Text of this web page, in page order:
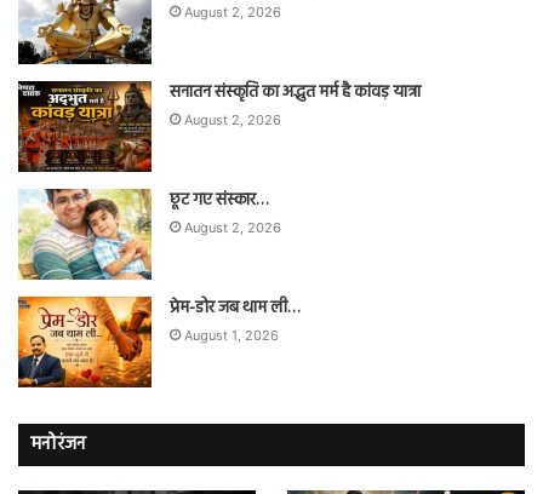
August 2, 2026
सनातन संस्कृति का अद्भुत मर्म है कांवड़ यात्रा
August 2, 2026
छूट गए संस्कार…
August 2, 2026
प्रेम-डोर जब थाम ली…
August 1, 2026
मनोरंजन